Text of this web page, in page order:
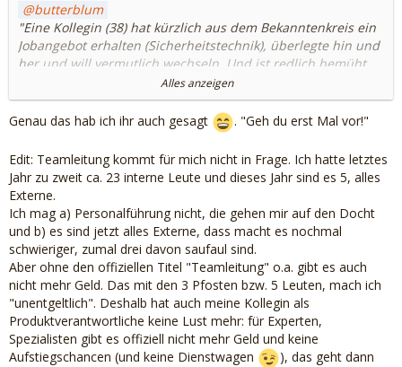
butterblum
"Eine Kollegin (38) hat kürzlich aus dem Bekanntenkreis ein
Jobangebot erhalten (Sicherheitstechnik), überlegte hin und
her und will vermutlich wechseln. Und ist redlich bemüht,
mich auch zu überreden."
Sie kann doch zuerst allein wechseln, die Lage checken und
Dich ggf später nachholen. Kannst Du Ihr ja als Option
anbieten so hat sie in Dir ggf noch einen Anker beim alten
AG. Win/Win
LG
Alles anzeigen
Genau das hab ich ihr auch gesagt . "Geh du erst Mal vor!"
Edit: Teamleitung kommt für mich nicht in Frage. Ich hatte letztes
Jahr zu zweit ca. 23 interne Leute und dieses Jahr sind es 5, alles
Externe.
Ich mag a) Personalführung nicht, die gehen mir auf den Docht
und b) es sind jetzt alles Externe, dass macht es nochmal
schwieriger, zumal drei davon saufaul sind.
Aber ohne den offiziellen Titel "Teamleitung" o.a. gibt es auch
nicht mehr Geld. Das mit den 3 Pfosten bzw. 5 Leuten, mach ich
"unentgeltlich". Deshalb hat auch meine Kollegin als
Produktverantwortliche keine Lust mehr: für Experten,
Spezialisten gibt es offiziell nicht mehr Geld und keine
Aufstiegschancen (und keine Dienstwagen
), das geht dann